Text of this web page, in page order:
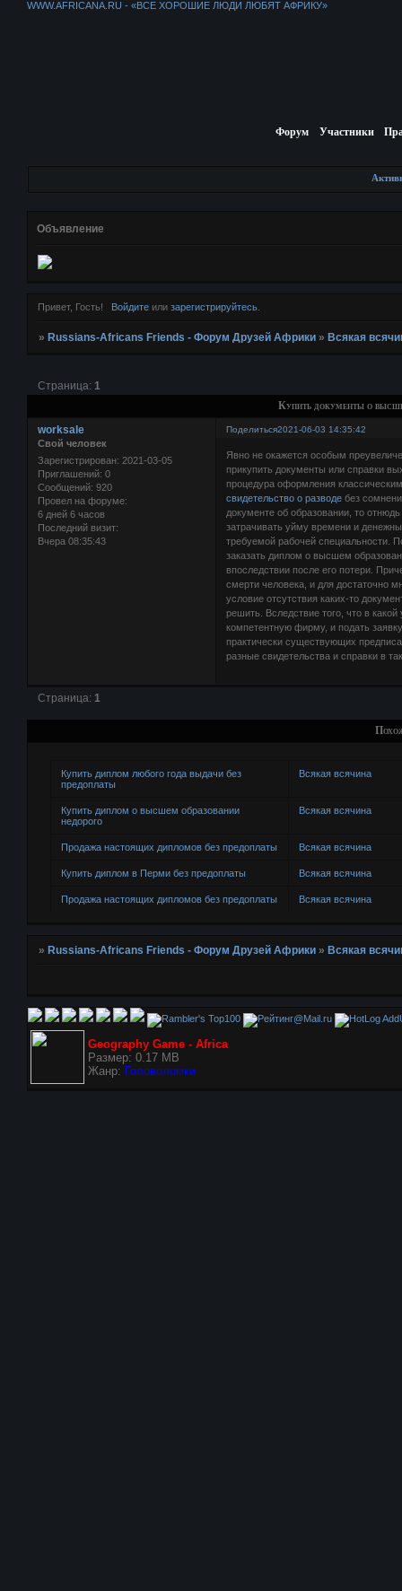
WWW.AFRICANA.RU - «ВСЕ ХОРОШИЕ ЛЮДИ ЛЮБЯТ АФРИКУ»
Форум Участники
Объявление
Привет, Гость! Войдитеили зарегистрируйтесь.
» Russians-Africans Friends - Форум Друзей Африки » Всякая
Купить документы о
Страница: 1
Поделиться2021-06-03 14:35:42
worksale
Свой человек
Зарегистрирован: 2021-03-05
Приглашений: 0
Сообщений: 920
Провел на форуме:
6 дней 6 часов
Последний визит:
Вчера 08:35:43
Явно не окажется особым
прикупить документы или справки
процедура оформления
свидетельство о разводе без
документе об образовании, то
затрачивать уйму времени и
требуемой рабочей специальности.
заказать диплом о высшем
впоследствии после его потери.
смерти человека, и для достаточно
условие отсутствия каких-то
решить. Вследствие того, что в
компетентную фирму, и подать
практически существующих
разные свидетельства и справки в
Страница: 1
Купить диплом любого года выдачи без
предоплаты
Всякая всячина
Купить диплом о высшем образовании
недорого
Всякая всячина
Продажа настоящих дипломов без предоплаты Всякая всячина
Купить диплом в Перми без предоплаты Всякая всячина
Продажа настоящих дипломов без предоплаты Всякая всячина
» Russians-Africans Friends - Форум Друзей Африки » Всякая
Geography Game - Africa
Размер: 0.17 MB
Жанр: Головоломки